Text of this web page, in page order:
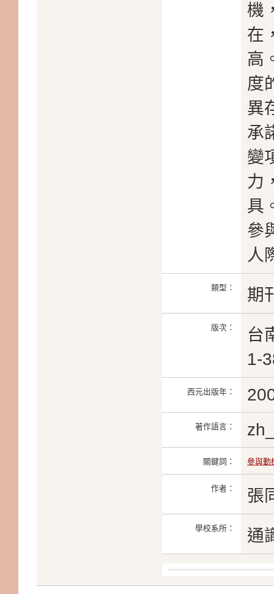
機
在
高
度
異
承
變
力
具
參
人
類型： 期
版次：
台
1-
西元出版年：
著作語言：
關鍵詞： 參與動
作者： 張
學校系所： 通